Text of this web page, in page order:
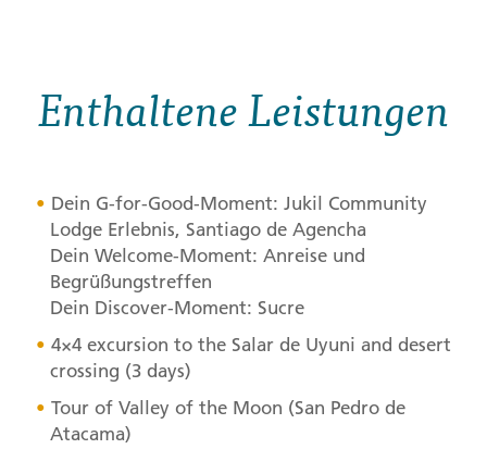
Enthaltene Leistungen
Dein G-for-Good-Moment: Jukil Community
Lodge Erlebnis, Santiago de Agencha
Dein Welcome-Moment: Anreise und
Begrüßungstreffen
Dein Discover-Moment: Sucre
4×4 excursion to the Salar de Uyuni and desert
crossing (3 days)
Tour of Valley of the Moon (San Pedro de
Atacama)